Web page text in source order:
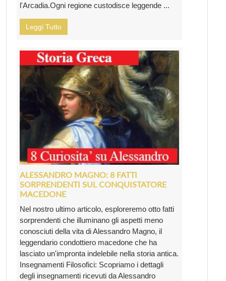
l'Arcadia.Ogni regione custodisce leggende ...
Leggi Tutto
ALESSANDRO MAGNO: 8 FATTI
SORPRENDENTI SUL CONQUISTATORE
MACEDONE
Nel nostro ultimo articolo, esploreremo otto fatti
sorprendenti che illuminano gli aspetti meno
conosciuti della vita di Alessandro Magno, il
leggendario condottiero macedone che ha
lasciato un'impronta indelebile nella storia antica.
Insegnamenti Filosofici: Scopriamo i dettagli
degli insegnamenti ricevuti da Alessandro